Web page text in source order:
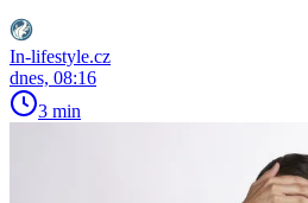
In-lifestyle.cz
dnes, 08:16
3 min